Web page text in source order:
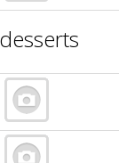
desserts